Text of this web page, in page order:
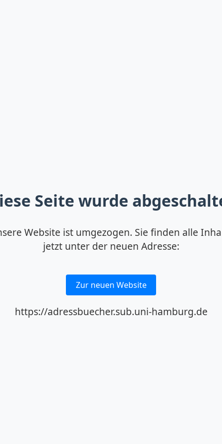
Seite wurde
Website ist umgezogen. Sie finden alle
jetzt unter der neuen Adresse:
Zur neuen Website
https://adressbuecher.sub.uni-hamburg.de